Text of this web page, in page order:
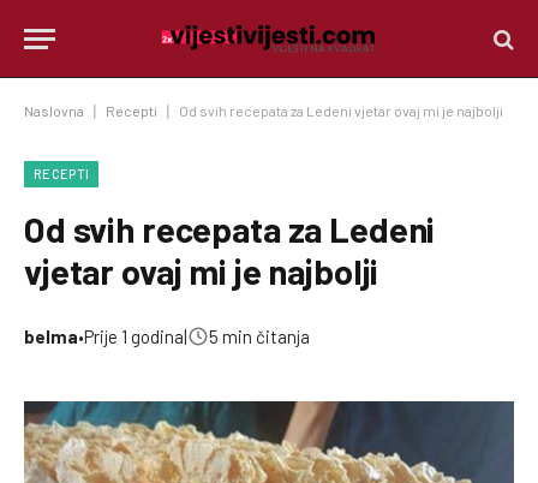
Naslovna Recepti Od svih recepata za Ledeni vjetar ovaj mi je najbolji
RECEPTI
Od svih recepata za Ledeni
vjetar ovaj mi je najbolji
belma•Prije 1 godina| 5 min čitanja